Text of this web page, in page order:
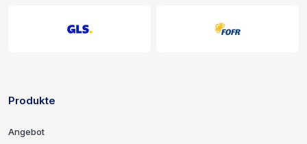
Links und Kontaktinformationen
Produkte
Angebot